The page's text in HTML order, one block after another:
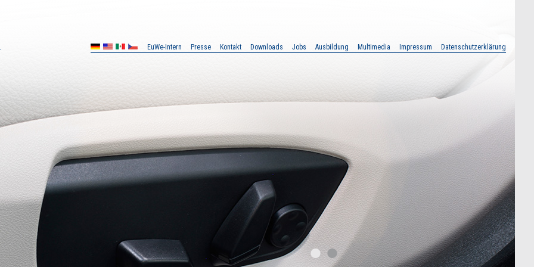
••
EuWe-Intern Presse Kontakt Downloads Jobs Ausbildung Multimedia Impressum Datenschutzerklärung